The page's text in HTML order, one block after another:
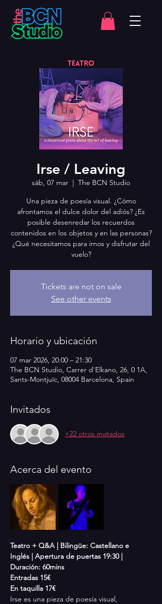
Irse / Leaving
sáb, 07 mar
  |
The BCN Studio
Una pieza de poesía visual. ¿Cómo
afrontamos el dulce dolor del adiós? ¿Es
posible desenredar los recuerdos
contenidos en los objetos y en las personas?
¿Qué necesitamos para irnos y disfrutar del
vuelo?
Tickets are not on sale
See other events
Horario y ubicación
07 mar 2026, 20:00 – 21:30
The BCN Studio, Carrer d'Elkano, 26, 0 1A,
Sants-Montjuïc, 08004 Barcelona, Spain
Invitados
+22 otros invitados
Acerca del evento
Teatro + Q&A | Bilingüe: Castellano e
Inglés | Apertura de puertas 19:30 |
Duración: 60mins
Entradas 15€
En taquilla 17€
Irse es una pieza de poesía visual,